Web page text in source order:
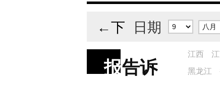
←下 日期
报告诉
江西
黑龙江